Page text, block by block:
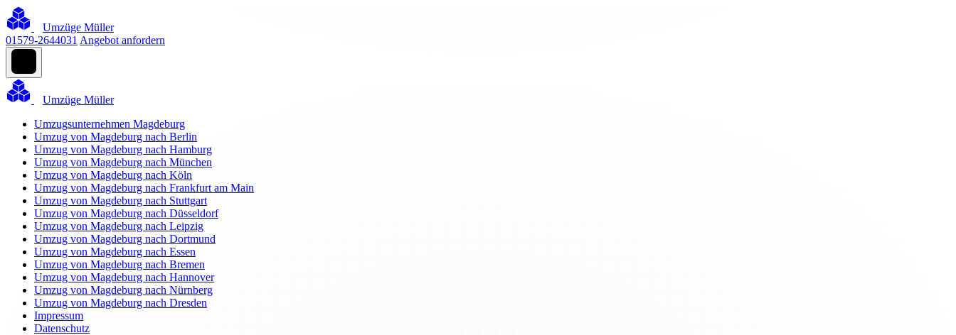
Umzüge Müller
01579-2644031 Angebot anfordern
Umzüge Müller
Umzugsunternehmen Magdeburg
Umzug von Magdeburg nach Berlin
Umzug von Magdeburg nach Hamburg
Umzug von Magdeburg nach München
Umzug von Magdeburg nach Köln
Umzug von Magdeburg nach Frankfurt am Main
Umzug von Magdeburg nach Stuttgart
Umzug von Magdeburg nach Düsseldorf
Umzug von Magdeburg nach Leipzig
Umzug von Magdeburg nach Dortmund
Umzug von Magdeburg nach Essen
Umzug von Magdeburg nach Bremen
Umzug von Magdeburg nach Hannover
Umzug von Magdeburg nach Nürnberg
Umzug von Magdeburg nach Dresden
Impressum
Datenschutz